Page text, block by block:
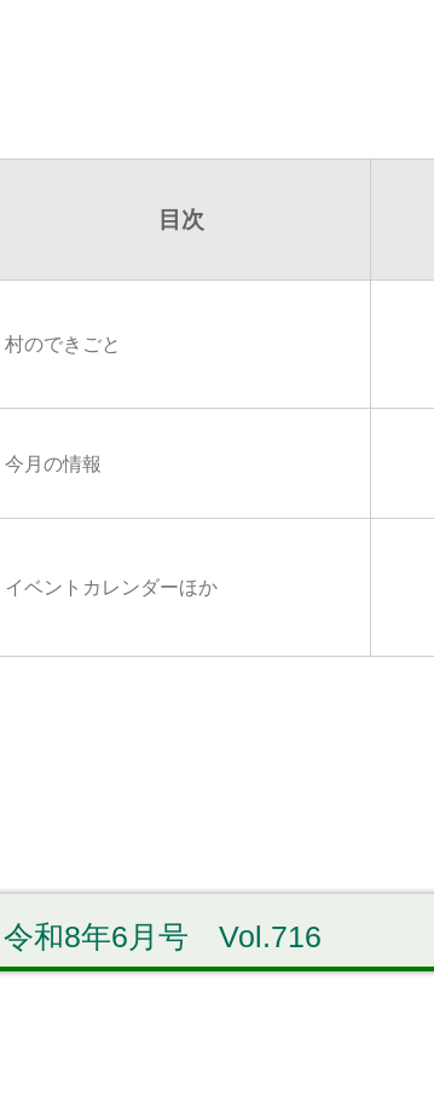
目次
村のできごと
今月の情報
イベントカレンダーほか
令和8年6月号 Vol.716